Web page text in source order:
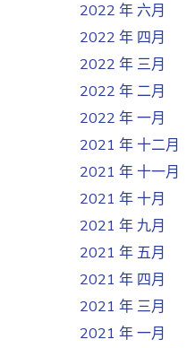
2022 年 六月
2022 年 四月
2022 年 三月
2022 年 二月
2022 年 一月
2021 年 十二月
2021 年 十一月
2021 年 十月
2021 年 九月
2021 年 五月
2021 年 四月
2021 年 三月
2021 年 一月